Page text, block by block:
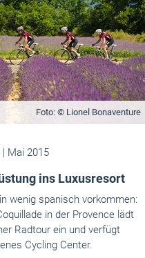
Foto: © Lionel Bonaventure
| Mai 2015
ins Luxusresort
wenig spanisch vorkommen:
in der Provence lädt
Radtour ein und verfügt
Cycling Center.